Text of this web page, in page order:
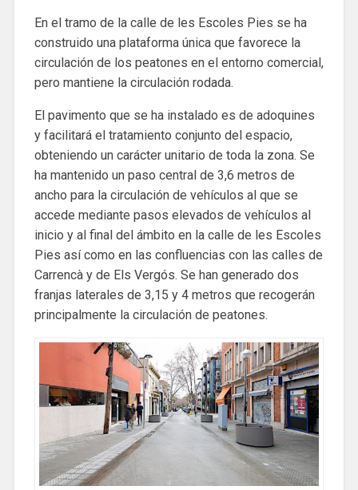
En el tramo de la calle de les Escoles Pies se ha
construido una plataforma única que favorece la
circulación de los peatones en el entorno comercial,
pero mantiene la circulación rodada.
El pavimento que se ha instalado es de adoquines
y facilitará el tratamiento conjunto del espacio,
obteniendo un carácter unitario de toda la zona. Se
ha mantenido un paso central de 3,6 metros de
ancho para la circulación de vehículos al que se
accede mediante pasos elevados de vehículos al
inicio y al final del ámbito en la calle de les Escoles
Pies así como en las confluencias con las calles de
Carrencà y de Els Vergós. Se han generado dos
franjas laterales de 3,15 y 4 metros que recogerán
principalmente la circulación de peatones.